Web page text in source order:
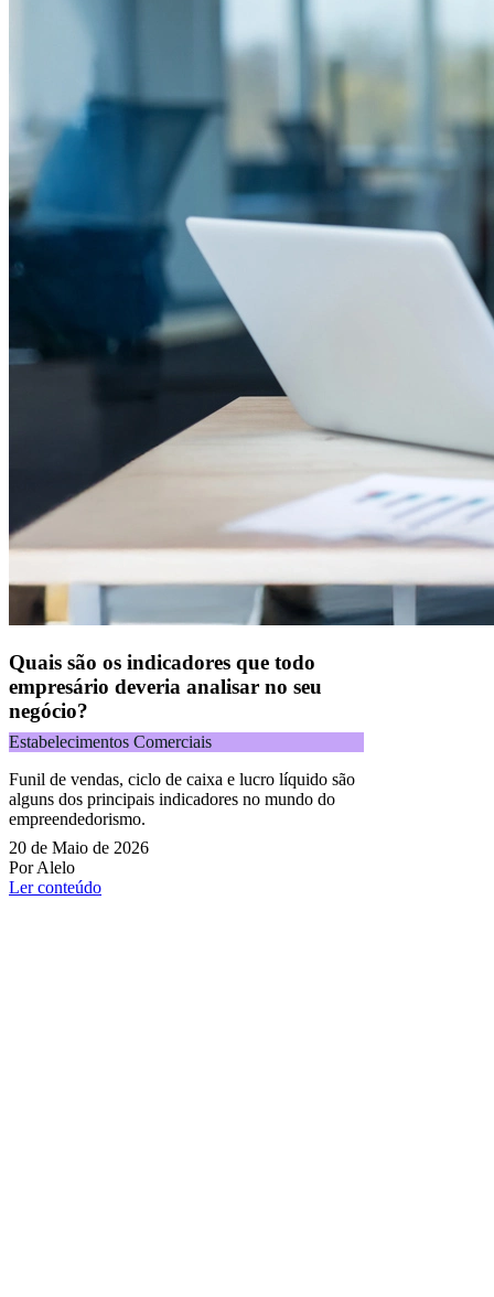
Quais são os indicadores que todo
empresário deveria analisar no seu
negócio?
Estabelecimentos Comerciais
Funil de vendas, ciclo de caixa e lucro líquido são
alguns dos principais indicadores no mundo do
empreendedorismo.
20 de Maio de 2026
Por Alelo
Ler conteúdo